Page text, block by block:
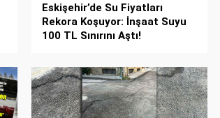
Eskişehir’de Su Fiyatları
Rekora Koşuyor: İnşaat Suyu
100 TL Sınırını Aştı!